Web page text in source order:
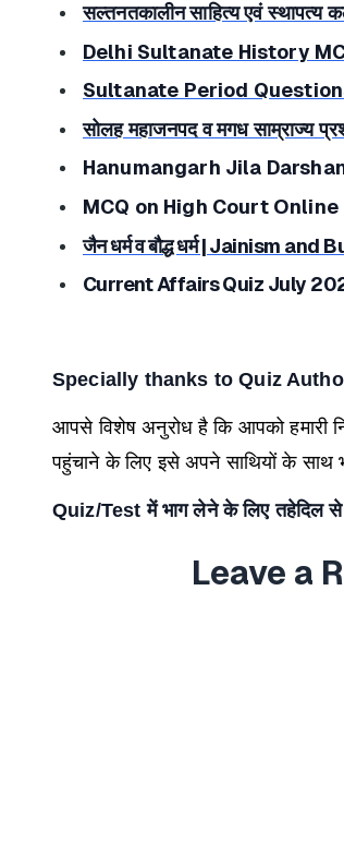
सल्तनतकालीन साहित्य एवं स्थापत्य
Delhi Sultanate History
Sultanate Period
सोलह महाजनपद व मगध साम्राज्य
Hanumangarh Jila
MCQ on High Court Online
जैन धर्म व बौद्ध धर्म | Jainism and
Current Affairs Quiz July
Specially thanks to Quiz
आपसे विशेष अनुरोध है कि आपको हमारी
पहुंचाने के लिए इसे अपने साथियों के साथ
Quiz/Testमें भाग लेने के लिए तहेदिल से
Leave a